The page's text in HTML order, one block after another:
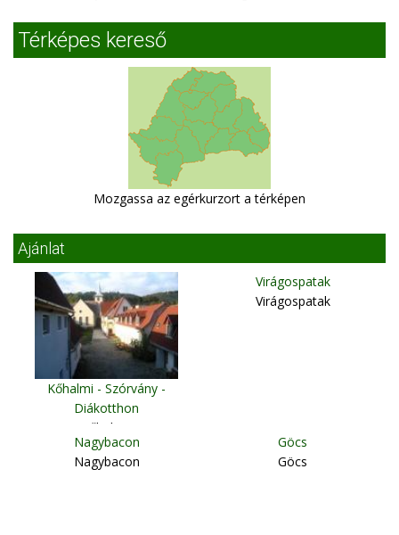
Térképes kereső
Mozgassa az egérkurzort a térképen
Ajánlat
Kőhalmi - Szórvány -
Diákotthon
Kőhalom
Virágospatak
Virágospatak
Nagybacon
Nagybacon
Göcs
Göcs